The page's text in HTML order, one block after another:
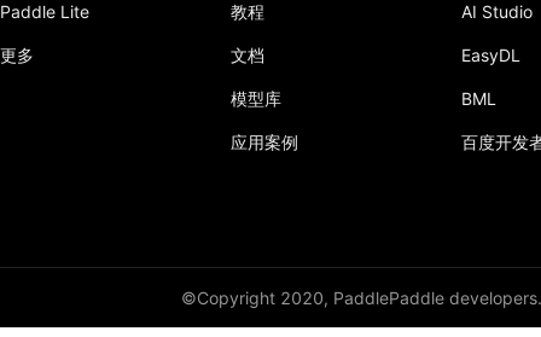
Paddle Lite
更多
教程
文档
模型库
应用案例
AI Studio
EasyDL
BML
百度开发
©Copyright 2020, PaddlePaddle developers.